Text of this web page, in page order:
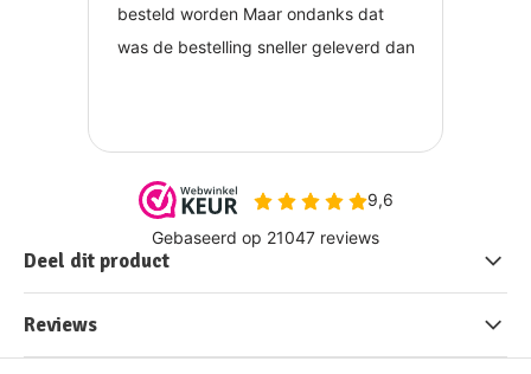
Deel dit product
Reviews